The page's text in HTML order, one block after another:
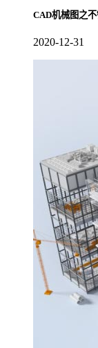
CAD机械图之
2020-12-31